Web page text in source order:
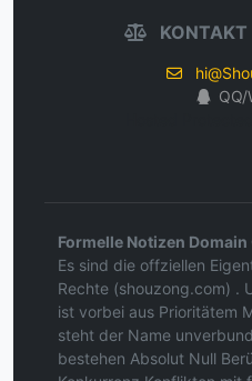
KONTAKT
QQ/
Formelle Notizen Domain
Es sind die offziellen
Rechte (shouzong.com) .
ist vorbei aus Prioritätem
steht der Name
bestehen Absolut Null